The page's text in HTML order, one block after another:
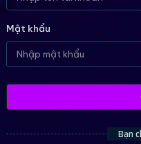
Mật khẩu
Bạn